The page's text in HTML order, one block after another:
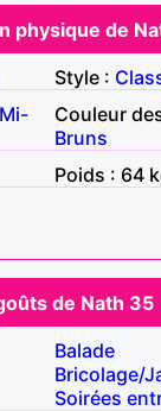
physique de
Style :
Mi-
Couleur
Bruns
Poids : 64
de Nath 35
Balade
Bricolage/
Soirées